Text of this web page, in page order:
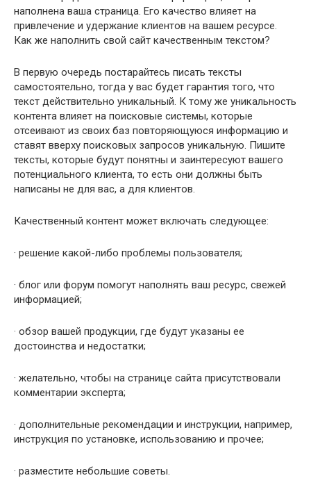
наполнена ваша страница. Его качество влияет на
привлечение и удержание клиентов на вашем ресурсе.
Как же наполнить свой сайт качественным текстом?
В первую очередь постарайтесь писать тексты
самостоятельно, тогда у вас будет гарантия того, что
текст действительно уникальный. К тому же уникальность
контента влияет на поисковые системы, которые
отсеивают из своих баз повторяющуюся информацию и
ставят вверху поисковых запросов уникальную. Пишите
тексты, которые будут понятны и заинтересуют вашего
потенциального клиента, то есть они должны быть
написаны не для вас, а для клиентов.
Качественный контент может включать следующее:
· решение какой-либо проблемы пользователя;
· блог или форум помогут наполнять ваш ресурс, свежей
информацией;
· обзор вашей продукции, где будут указаны ее
достоинства и недостатки;
· желательно, чтобы на странице сайта присутствовали
комментарии эксперта;
· дополнительные рекомендации и инструкции, например,
инструкция по установке, использованию и прочее;
· разместите небольшие советы.